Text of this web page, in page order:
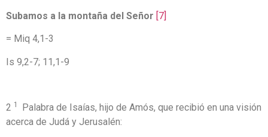
Subamos a la montaña del Señor [7]
= Miq 4,1-3
Is 9,2-7; 11,1-9
2 1
Palabra de Isaías, hijo de Amós, que recibió en una visión
acerca de Judá y Jerusalén: